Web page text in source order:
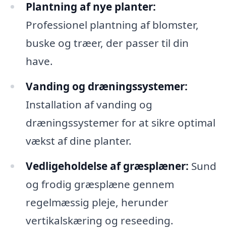
Plantning af nye planter:
Professionel plantning af blomster,
buske og træer, der passer til din
have.
Vanding og dræningssystemer:
Installation af vanding og
dræningssystemer for at sikre optimal
vækst af dine planter.
Vedligeholdelse af græsplæner: Sund
og frodig græsplæne gennem
regelmæssig pleje, herunder
vertikalskæring og reseeding.